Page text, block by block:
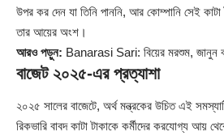
উপর কর দেন যা তিনি পাননি, আর কোম্পানি সেই
তার আয়ের অংশ।
আরও পড়ুন: Banarasi Sari: বিয়ের মরশুম, জানুন
বাজেট ২০২৫-এর প্রত্যাশা
২০২৫ সালের বাজেটে, অর্থ মন্ত্রকের উচিত এই
রিকভারি বাবদ কাটা টাকাকে কর্মীদের করযোগ্য আয়